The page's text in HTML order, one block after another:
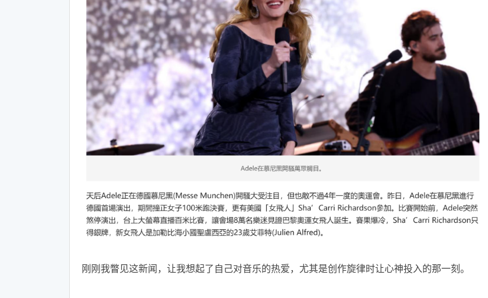
刚刚我瞥见这新闻，让我想起了自己对音乐的热爱，尤其是创作旋律时让心神投入的那一刻。